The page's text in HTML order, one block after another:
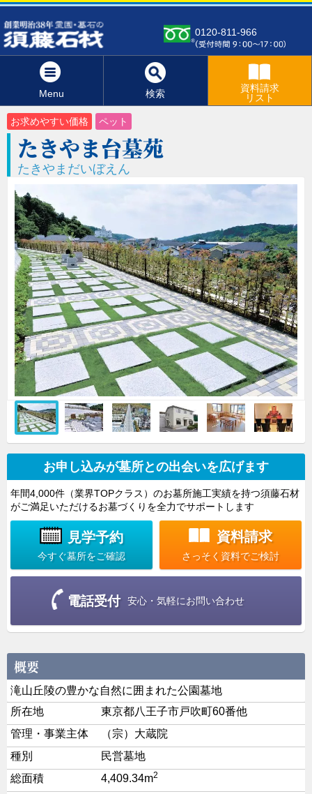
0120-811-966
Menu 検索
資料請求
リスト
お求めやすい価格 ペット
たきやま台墓苑
たきやまだいぼえん
お申し込みが墓所との出会いを広げます
年間4,000件（業界TOPクラス）のお墓所施工実績を持つ須藤石材
がご満足いただけるお墓づくりを全力でサポートします
見学予約
今すぐ墓所をご確認
資料請求
さっそく資料でご検討
電話受付 安心・気軽にお問い合わせ
滝山丘陵の豊かな自然に囲まれた公園墓地
所在地
東京都八王子市戸吹町60番他
管理・事業主体
（宗）大蔵院
種別
民営墓地
総面積
4,409.34m2